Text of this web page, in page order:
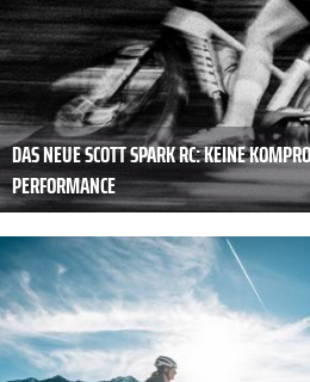
DAS NEUE SCOTT SPARK RC: KEINE
PERFORMANCE